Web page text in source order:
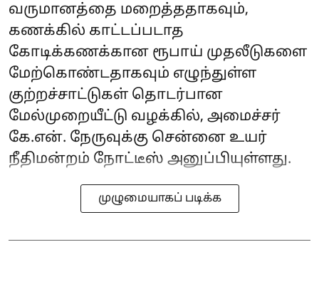
வருமானத்தை மறைத்ததாகவும்,
கணக்கில் காட்டப்படாத
கோடிக்கணக்கான ரூபாய் முதலீடுகளை
மேற்கொண்டதாகவும் எழுந்துள்ள
குற்றச்சாட்டுகள் தொடர்பான
மேல்முறையீட்டு வழக்கில், அமைச்சர்
கே.என். நேருவுக்கு சென்னை உயர்
நீதிமன்றம் நோட்டீஸ் அனுப்பியுள்ளது.
முழுமையாகப் படிக்க